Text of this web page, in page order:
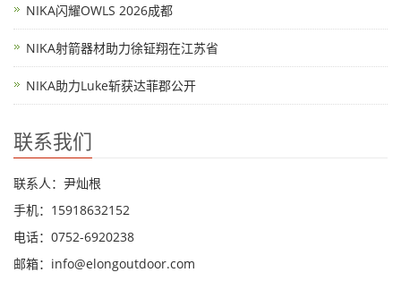
NIKA闪耀OWLS 2026成都
NIKA射箭器材助力徐钲翔在江苏省
NIKA助力Luke斩获达菲郡公开
联系我们
联系人：尹灿根
手机：15918632152
电话：0752-6920238
邮箱： info@elongoutdoor.com